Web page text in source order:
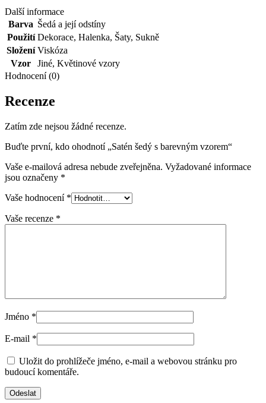
Další informace
Barva Šedá a její odstíny
Použití Dekorace, Halenka, Šaty, Sukně
Složení Viskóza
Vzor
Jiné, Květinové vzory
Hodnocení (0)
Recenze
Zatím zde nejsou žádné recenze.
Buďte první, kdo ohodnotí „Satén šedý s barevným vzorem“
Vaše e-mailová adresa nebude zveřejněna. Vyžadované informace
jsou označeny *
Vaše hodnocení *
Vaše recenze *
Jméno *
E-mail *
Uložit do prohlížeče jméno, e-mail a webovou stránku pro
budoucí komentáře.